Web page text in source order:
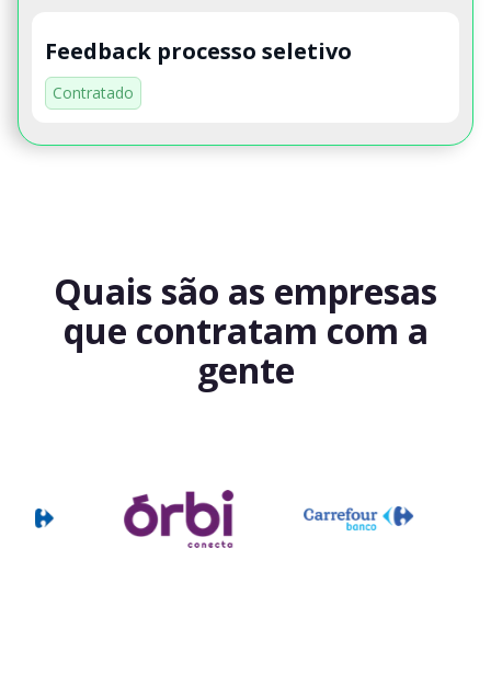
Feedback processo seletivo
Contratado
Quais são as empresas
que contratam com a
gente